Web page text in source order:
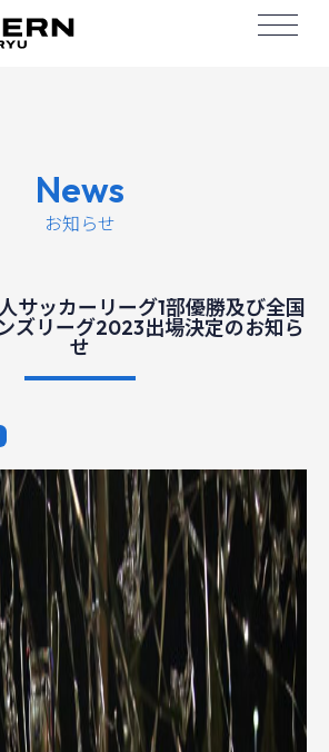
News
お知らせ
サッカーリーグ1部優勝及び全国
ズリーグ2023出場決定のお知ら
せ